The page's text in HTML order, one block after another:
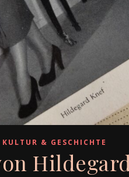
KULTUR & GESCHICHTE